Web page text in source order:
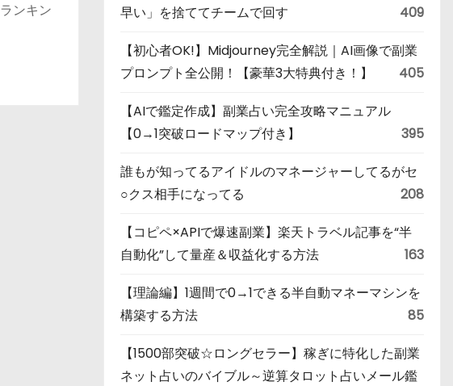
ンキン
早い」を捨ててチームで回す
409
【初心者OK!】Midjourney完全解説｜AI画像で副業
プロンプト全公開！【豪華3大特典付き！】
405
【AIで鑑定作成】副業占い完全攻略マニュアル
【0→1突破ロードマップ付き】
395
誰もが知ってるアイドルのマネージャーしてるがセ
○クス相手になってる
208
【コピペ×APIで爆速副業】楽天トラベル記事を“半
自動化”して量産＆収益化する方法
163
【理論編】1週間で0→1できる半自動マネーマシンを
構築する方法
85
【1500部突破☆ロングセラー】稼ぎに特化した副業
ネット占いのバイブル～逆算タロット占いメール鑑